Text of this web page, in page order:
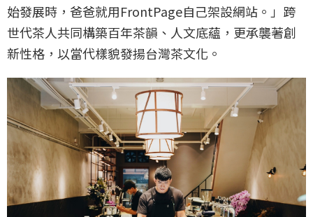
始發展時，爸爸就用FrontPage自己架設網站。」跨
世代茶人共同構築百年茶韻、人文底蘊，更承襲著創
新性格，以當代樣貌發揚台灣茶文化。